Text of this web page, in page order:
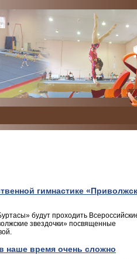
гимнастике
будут проходить
звездочки» посвященные
наше время очень сложно